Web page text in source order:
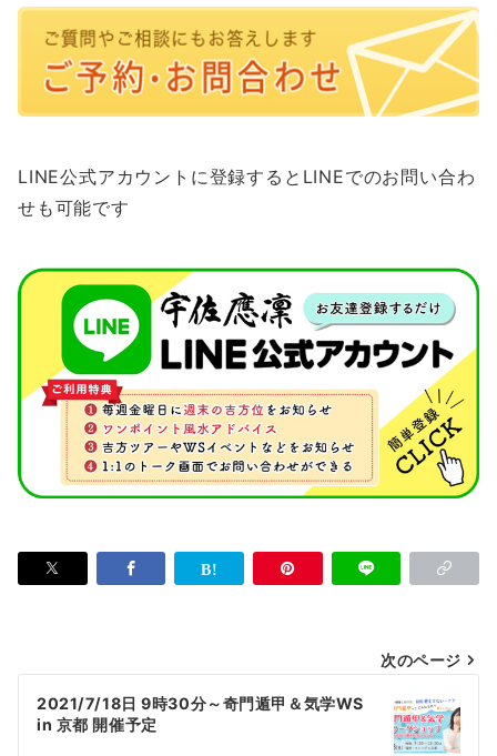
LINE公式アカウントに登録するとLINEでのお問い合わ
せも可能です
稿
ナ
次のページ
2021/7/18日 9時30分～奇門遁甲＆気学WS
in 京都 開催予定